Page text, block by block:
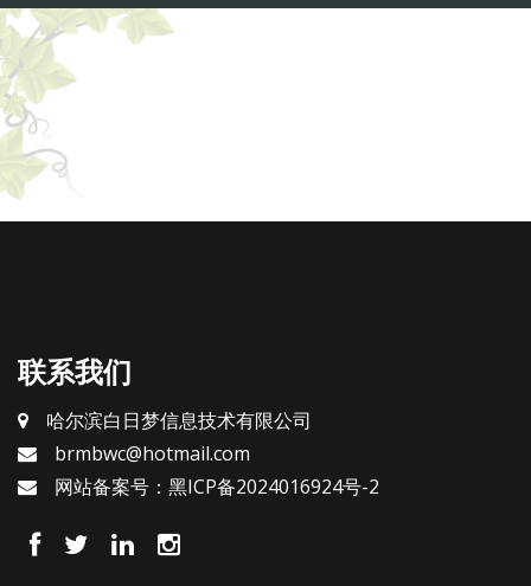
联系我们
哈尔滨白日梦信息技术有限公司
brmbwc@hotmail.com
网站备案号：黑ICP备2024016924号-2